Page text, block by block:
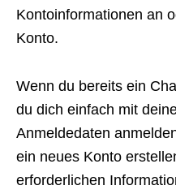
Kontoinformationen an
Konto.
Wenn du bereits ein
du dich einfach mit
Anmeldedaten
ein neues Konto
erforderlichen